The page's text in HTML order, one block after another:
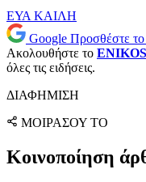
ΕΥΑ ΚΑΙΛΗ
Google Προσθέστε
Ακολουθήστε το
όλες τις ειδήσεις.
ΔΙΑΦΗΜΙΣΗ
ΜΟΙΡΑΣΟΥ ΤΟ
Κοινοποίηση